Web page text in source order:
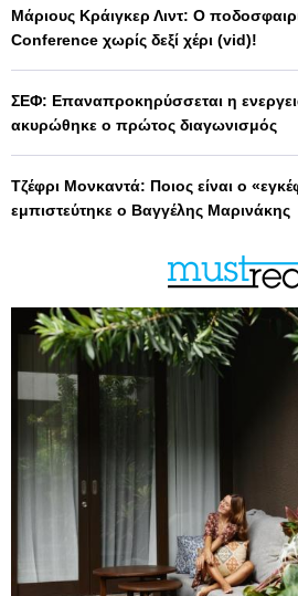
Μάριους Κράιγκερ Λιντ: Ο
Conference χωρίς δεξί χέρι (vid)!
ΣΕΦ: Επαναπροκηρύσσεται η
ακυρώθηκε ο πρώτος διαγωνισμός
Τζέφρι Μονκαντά: Ποιος είναι ο
εμπιστεύτηκε ο Βαγγέλης Μαρινάκης